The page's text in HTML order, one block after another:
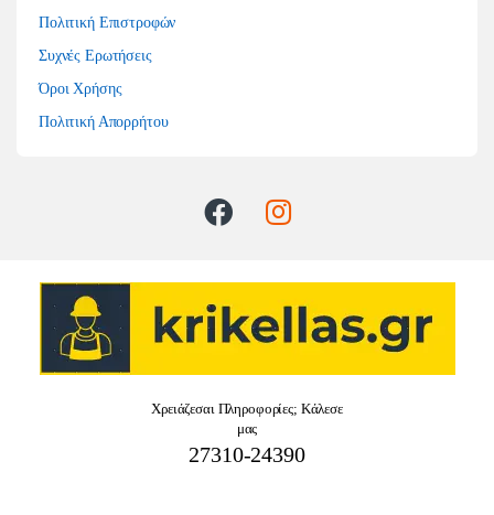
Πολιτική Επιστροφών
Συχνές Ερωτήσεις
Όροι Χρήσης
Πολιτική Απορρήτου
Χρειάζεσαι Πληροφορίες; Κάλεσε
μας
27310-24390